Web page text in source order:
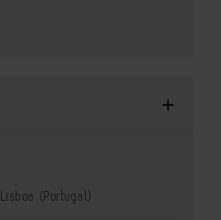
Lisboa (Portugal)